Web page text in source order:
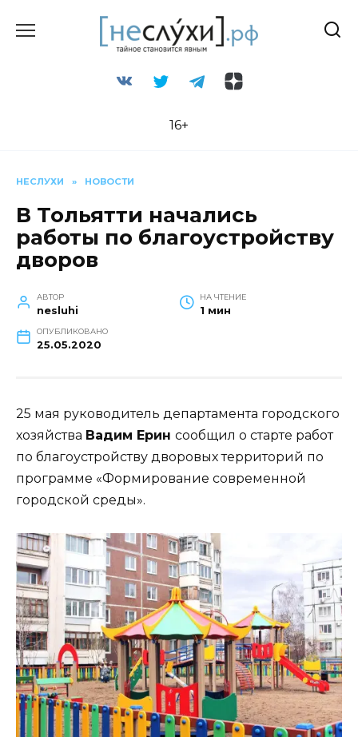
16+
НЕСЛУХИ » НОВОСТИ
В Тольятти начались
работы по благоустройству
дворов
АВТОР
nesluhi
НА ЧТЕНИЕ
1 мин
ОПУБЛИКОВАНО
25.05.2020
25 мая руководитель департамента городского
хозяйства Вадим Ерин сообщил о старте работ
по благоустройству дворовых территорий по
программе «Формирование современной
городской среды».